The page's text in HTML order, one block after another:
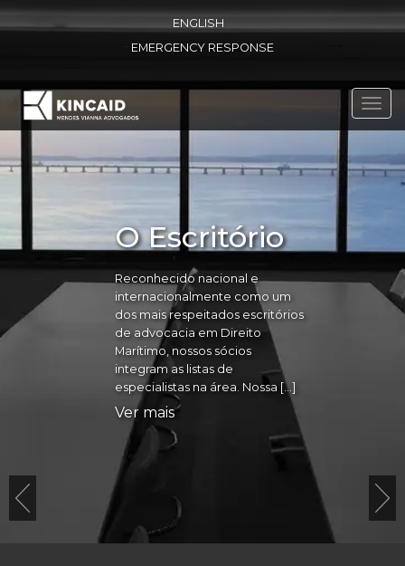
ENGLISH
EMERGENCY RESPONSE
O Escritório
Reconhecido nacional e
internacionalmente como um
dos mais respeitados escritórios
de advocacia em Direito
Marítimo, nossos sócios
integram as listas de
especialistas na área. Nossa […]
Ver mais